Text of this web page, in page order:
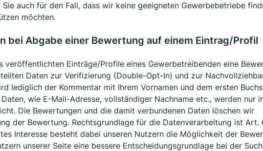
auch für den Fall, dass wir keine geeigneten Gewerbebetriebe
möchten.
bei Abgabe einer Bewertung auf einem Eintrag/Profil
veröffentlichten Einträge/Profile eines Gewerbetreibenden eine
Daten zur Verifizierung (Double-Opt-In) und zur
lediglich der Kommentar mit Ihrem Vornamen und dem ersten
wie E-Mail-Adresse, vollständiger Nachname etc., werden nur
Die Bewertungen und die damit verbundenen Daten löschen wir
der Bewertung. Rechtsgrundlage für die Datenverarbeitung ist Art.
Interesse besteht dabei unseren Nutzern die Möglichkeit der
unserer Seite eine bessere Entscheidungsgrundlage bei der